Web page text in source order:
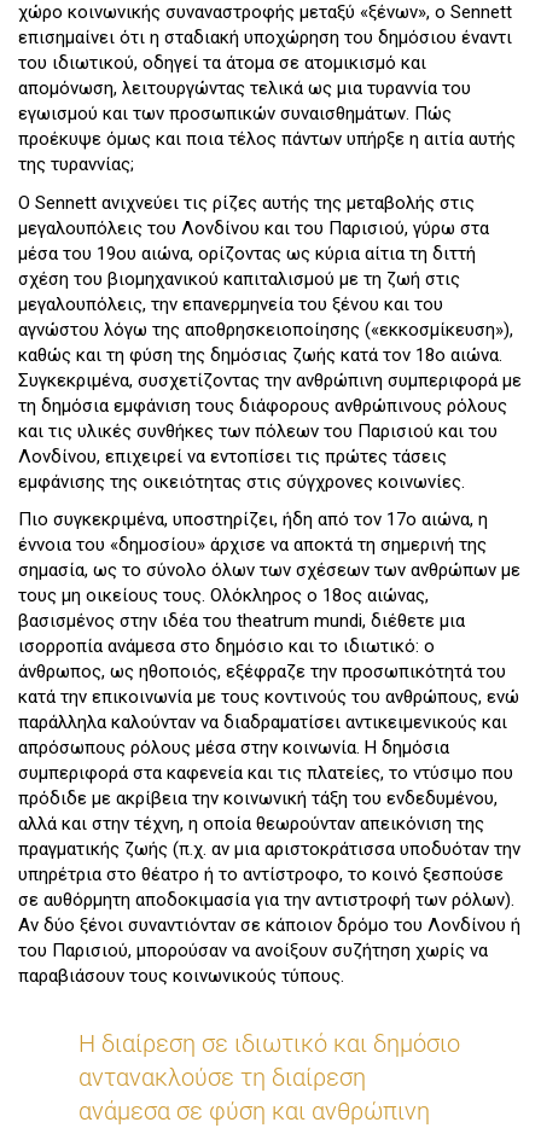
χώρο κοινωνικής συναναστροφής μεταξύ «ξένων», ο Sennett
επισημαίνει ότι η σταδιακή υποχώρηση του δημόσιου έναντι
του ιδιωτικού, οδηγεί τα άτομα σε ατομικισμό και
απομόνωση, λειτουργώντας τελικά ως μια τυραννία του
εγωισμού και των προσωπικών συναισθημάτων. Πώς
προέκυψε όμως και ποια τέλος πάντων υπήρξε η αιτία αυτής
της τυραννίας;
Ο Sennett ανιχνεύει τις ρίζες αυτής της μεταβολής στις
μεγαλουπόλεις του Λονδίνου και του Παρισιού, γύρω στα
μέσα του 19ου αιώνα, ορίζοντας ως κύρια αίτια τη διττή
σχέση του βιομηχανικού καπιταλισμού με τη ζωή στις
μεγαλουπόλεις, την επανερμηνεία του ξένου και του
αγνώστου λόγω της αποθρησκειοποίησης («εκκοσμίκευση»),
καθώς και τη φύση της δημόσιας ζωής κατά τον 18ο αιώνα.
Συγκεκριμένα, συσχετίζοντας την ανθρώπινη συμπεριφορά με
τη δημόσια εμφάνιση τους διάφορους ανθρώπινους ρόλους
και τις υλικές συνθήκες των πόλεων του Παρισιού και του
Λονδίνου, επιχειρεί να εντοπίσει τις πρώτες τάσεις
εμφάνισης της οικειότητας στις σύγχρονες κοινωνίες.
Πιο συγκεκριμένα, υποστηρίζει, ήδη από τον 17ο αιώνα, η
έννοια του «δημοσίου» άρχισε να αποκτά τη σημερινή της
σημασία, ως το σύνολο όλων των σχέσεων των ανθρώπων με
τους μη οικείους τους. Ολόκληρος ο 18ος αιώνας,
βασισμένος στην ιδέα του theatrum mundi, διέθετε μια
ισορροπία ανάμεσα στο δημόσιο και το ιδιωτικό: ο
άνθρωπος, ως ηθοποιός, εξέφραζε την προσωπικότητά του
κατά την επικοινωνία με τους κοντινούς του ανθρώπους, ενώ
παράλληλα καλούνταν να διαδραματίσει αντικειμενικούς και
απρόσωπους ρόλους μέσα στην κοινωνία. Η δημόσια
συμπεριφορά στα καφενεία και τις πλατείες, το ντύσιμο που
πρόδιδε με ακρίβεια την κοινωνική τάξη του ενδεδυμένου,
αλλά και στην τέχνη, η οποία θεωρούνταν απεικόνιση της
πραγματικής ζωής (π.χ. αν μια αριστοκράτισσα υποδυόταν την
υπηρέτρια στο θέατρο ή το αντίστροφο, το κοινό ξεσπούσε
σε αυθόρμητη αποδοκιμασία για την αντιστροφή των ρόλων).
Αν δύο ξένοι συναντιόνταν σε κάποιον δρόμο του Λονδίνου ή
του Παρισιού, μπορούσαν να ανοίξουν συζήτηση χωρίς να
παραβιάσουν τους κοινωνικούς τύπους.
Η διαίρεση σε ιδιωτικό και δημόσιο
αντανακλούσε τη διαίρεση
ανάμεσα σε φύση και ανθρώπινη